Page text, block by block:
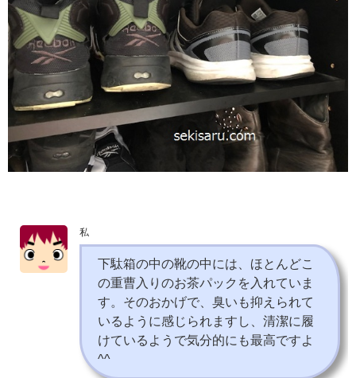
私
下駄箱の中の靴の中には、ほとんどこ
の重曹入りのお茶パックを入れていま
す。そのおかげで、臭いも抑えられて
いるように感じられますし、清潔に履
けているようで気分的にも最高ですよ
^^